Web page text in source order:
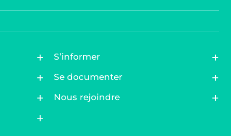
S’informer
Se documenter
Nous rejoindre